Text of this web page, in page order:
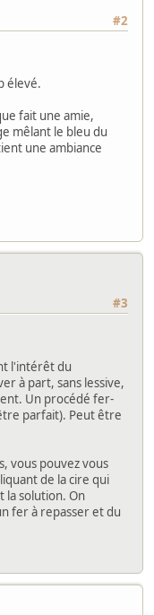
#2
élevé.
fait une amie,
mêlant le bleu du
une ambiance
#3
l'intérêt du
à part, sans lessive,
Un procédé fer-
parfait). Peut être
vous pouvez vous
de la cire qui
la solution. On
fer à repasser et du